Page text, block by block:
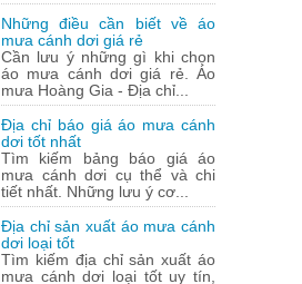
Những điều cần biết về áo
mưa cánh dơi giá rẻ
Cần lưu ý những gì khi chọn
áo mưa cánh dơi giá rẻ. Áo
mưa Hoàng Gia - Địa chỉ...
Địa chỉ báo giá áo mưa cánh
dơi tốt nhất
Tìm kiếm bảng báo giá áo
mưa cánh dơi cụ thể và chi
tiết nhất. Những lưu ý cơ...
Địa chỉ sản xuất áo mưa cánh
dơi loại tốt
Tìm kiếm địa chỉ sản xuất áo
mưa cánh dơi loại tốt uy tín,